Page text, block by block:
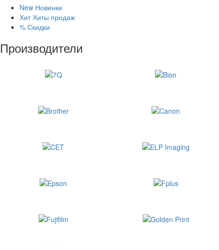
New Новинки
Хит Хиты продаж
% Скидки
Производители